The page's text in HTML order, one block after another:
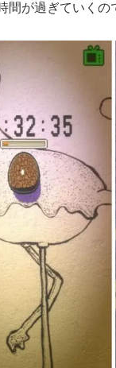
間が過ぎていくの